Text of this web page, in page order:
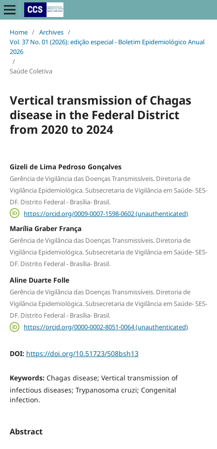
Home / Archives /
Vol. 37 No. 01 (2026): edição especial - Boletim Epidemiológico Anual
2026
/
Saúde Coletiva
Vertical transmission of Chagas
disease in the Federal District
from 2020 to 2024
Gizeli de Lima Pedroso Gonçalves
Gerência de Vigilância das Doenças Transmissíveis. Diretoria de
Vigilância Epidemiológica. Subsecretaria de Vigilância em Saúde- SES-
DF. Distrito Federal - Brasília- Brasil.
https://orcid.org/0009-0007-1598-0602 (unauthenticated)
Marília Graber França
Gerência de Vigilância das Doenças Transmissíveis. Diretoria de
Vigilância Epidemiológica. Subsecretaria de Vigilância em Saúde- SES-
DF. Distrito Federal - Brasília- Brasil.
Aline Duarte Folle
Gerência de Vigilância das Doenças Transmissíveis. Diretoria de
Vigilância Epidemiológica. Subsecretaria de Vigilância em Saúde- SES-
DF. Distrito Federal - Brasília- Brasil.
https://orcid.org/0000-0002-8051-0064 (unauthenticated)
DOI: https://doi.org/10.51723/508bsh13
Keywords: Chagas disease; Vertical transmission of
infectious diseases; Trypanosoma cruzi; Congenital
infection.
Abstract